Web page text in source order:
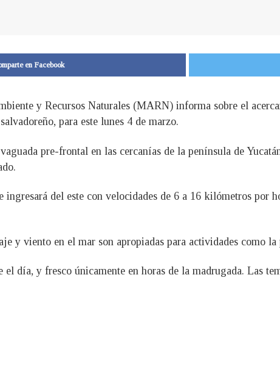
en Facebook
y Recursos Naturales (MARN) informa sobre el
para este lunes 4 de marzo.
pre-frontal en las cercanías de la península de
ingresará del este con velocidades de 6 a 16 kilómetros por
y viento en el mar son apropiadas para actividades como
día, y fresco únicamente en horas de la madrugada. Las